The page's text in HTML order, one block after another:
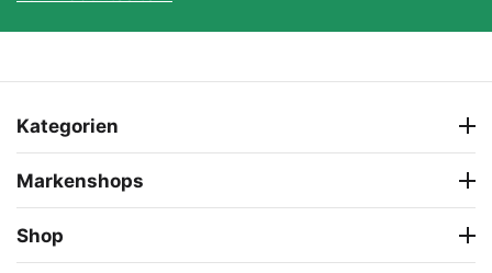
Aluminiumschalen sorgt dafür,
der Timer lassen sich ganz
einstellen.
Kategorien
Markenshops
Shop